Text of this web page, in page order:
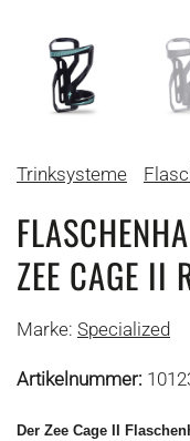
Trinksysteme
ZEE CAGE II
Marke: Specialized
Artikelnummer:
Der Zee Cage II